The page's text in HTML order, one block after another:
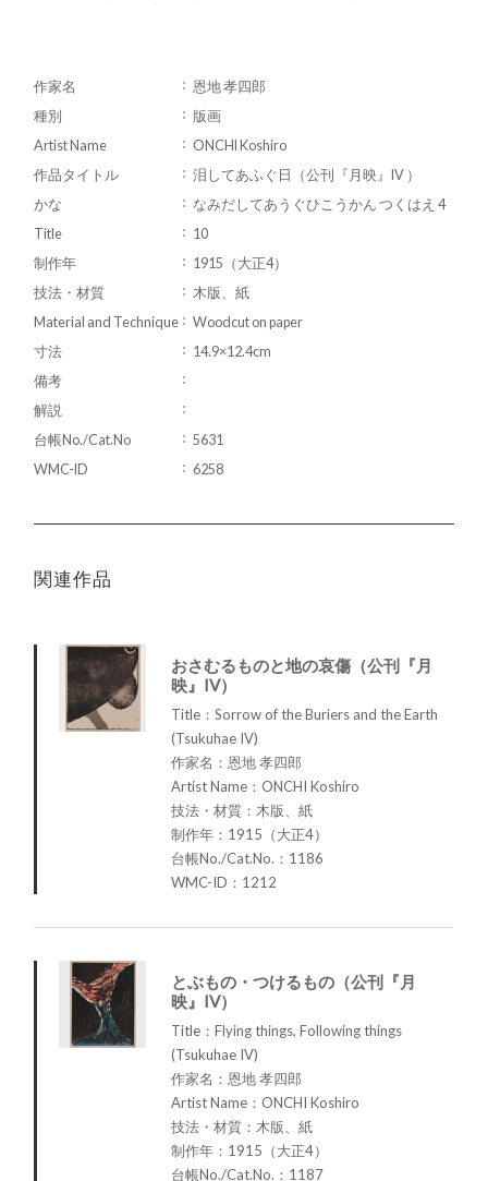
作家名
恩地 孝四郎
種別
版画
Artist Name
ONCHI Koshiro
作品タイトル
泪してあふぐ日（公刊『月映』IV ）
かな
なみだしてあうぐひこうかん つくはえ 4
Title
10
制作年
1915（大正4）
技法・材質
木版、紙
Material and Technique
Woodcut on paper
寸法
14.9×12.4cm
備考
解説
台帳No./Cat.No
5631
WMC-ID
6258
関連作品
おさむるものと地の哀傷（公刊『月
映』IV）
Title：Sorrow of the Buriers and the Earth
(Tsukuhae IV)
作家名：恩地 孝四郎
Artist Name：ONCHI Koshiro
技法・材質：木版、紙
制作年：1915（大正4）
台帳No./Cat.No.：1186
WMC-ID：1212
とぶもの・つけるもの（公刊『月
映』IV）
Title：Flying things, Following things
(Tsukuhae IV)
作家名：恩地 孝四郎
Artist Name：ONCHI Koshiro
技法・材質：木版、紙
制作年：1915（大正4）
台帳No./Cat.No.：1187